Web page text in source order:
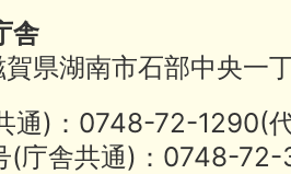
舎
県湖南市石部中央一
通)：0748-72-
(庁舎共通)：0748-